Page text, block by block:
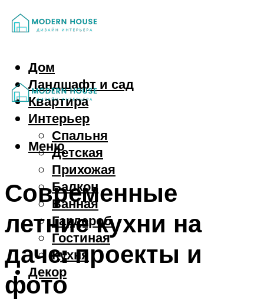
Дом
Ландшафт и сад
Квартира
Интерьер
Спальня
Детская
Прихожая
Балкон
Ванная
Гардероб
Гостиная
Кухня
Декор
Меню
Современные
летние кухни на
даче: проекты и
фото